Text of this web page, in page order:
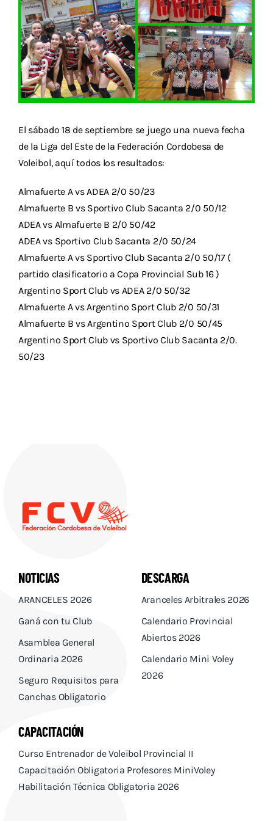
Descargas
Aranceles 2026
Capacitación
Contacto
El sábado 18 de septiembre se juego una nueva fecha
de la Liga del Este de la Federación Cordobesa de
Voleibol, aquí todos los resultados:
Almafuerte A vs ADEA 2/0 50/23
Almafuerte B vs Sportivo Club Sacanta 2/0 50/12
ADEA vs Almafuerte B 2/0 50/42
ADEA vs Sportivo Club Sacanta 2/0 50/24
Almafuerte A vs Sportivo Club Sacanta 2/0 50/17 (
partido clasificatorio a Copa Provincial Sub 16 )
Argentino Sport Club vs ADEA 2/0 50/32
Almafuerte A vs Argentino Sport Club 2/0 50/31
Almafuerte B vs Argentino Sport Club 2/0 50/45
Argentino Sport Club vs Sportivo Club Sacanta 2/0.
50/23
NOTICIAS
ARANCELES 2026
Ganá con tu Club
Asamblea General
Ordinaria 2026
Seguro Requisitos para
Canchas Obligatorio
DESCARGA
Aranceles Arbitrales 2026
Calendario Provincial
Abiertos 2026
Calendario Mini Voley
2026
CAPACITACIÓN
Curso Entrenador de Voleibol Provincial II
Capacitación Obligatoria Profesores MiniVoley
Habilitación Técnica Obligatoria 2026